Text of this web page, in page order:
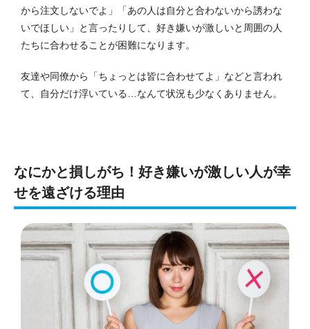
から注文しないでよ」「あの人は自分と合わないから誘わな
いでほしい」と言ったりして、好き嫌いが激しいと周囲の人
たちに合わせることが困難になります。
友達や同僚から「ちょっとは皆に合わせてよ」などと言われ
て、自分だけ浮いている…なんて状況も少なくありません。
なにかと損しがち！好き嫌いが激しい人が幸
せを遠ざける理由